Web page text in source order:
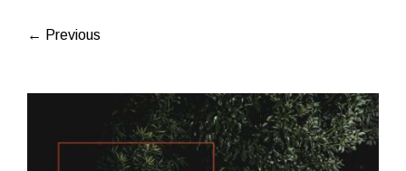
← Previous